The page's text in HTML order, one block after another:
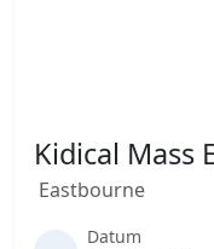
Kidical Mass
Eastbourne
Datum